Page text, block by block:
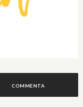
COMMENTA